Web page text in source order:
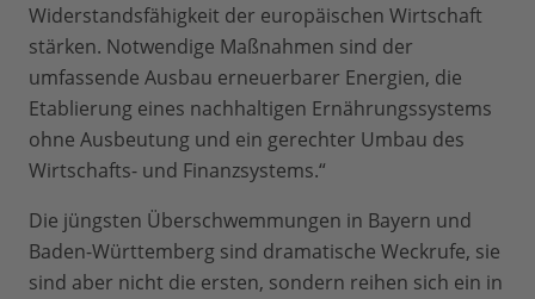
Widerstandsfähigkeit der europäischen Wirtschaft
stärken. Notwendige Maßnahmen sind der
umfassende Ausbau erneuerbarer Energien, die
Etablierung eines nachhaltigen Ernährungssystems
ohne Ausbeutung und ein gerechter Umbau des
Wirtschafts- und Finanzsystems.“
Die jüngsten Überschwemmungen in Bayern und
Baden-Württemberg sind dramatische Weckrufe, sie
sind aber nicht die ersten, sondern reihen sich ein in